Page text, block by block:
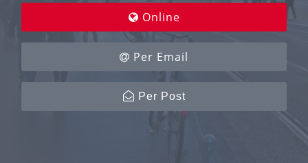
Online
Per Email
Per Post